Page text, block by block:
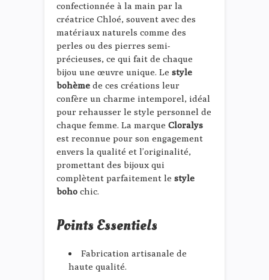
confectionnée à la main par la
créatrice Chloé, souvent avec des
matériaux naturels comme des
perles ou des pierres semi-
précieuses, ce qui fait de chaque
bijou une œuvre unique. Le style
bohème de ces créations leur
confère un charme intemporel, idéal
pour rehausser le style personnel de
chaque femme. La marque Cloralys
est reconnue pour son engagement
envers la qualité et l’originalité,
promettant des bijoux qui
complètent parfaitement le style
boho chic.
Points Essentiels
Fabrication artisanale de
haute qualité.